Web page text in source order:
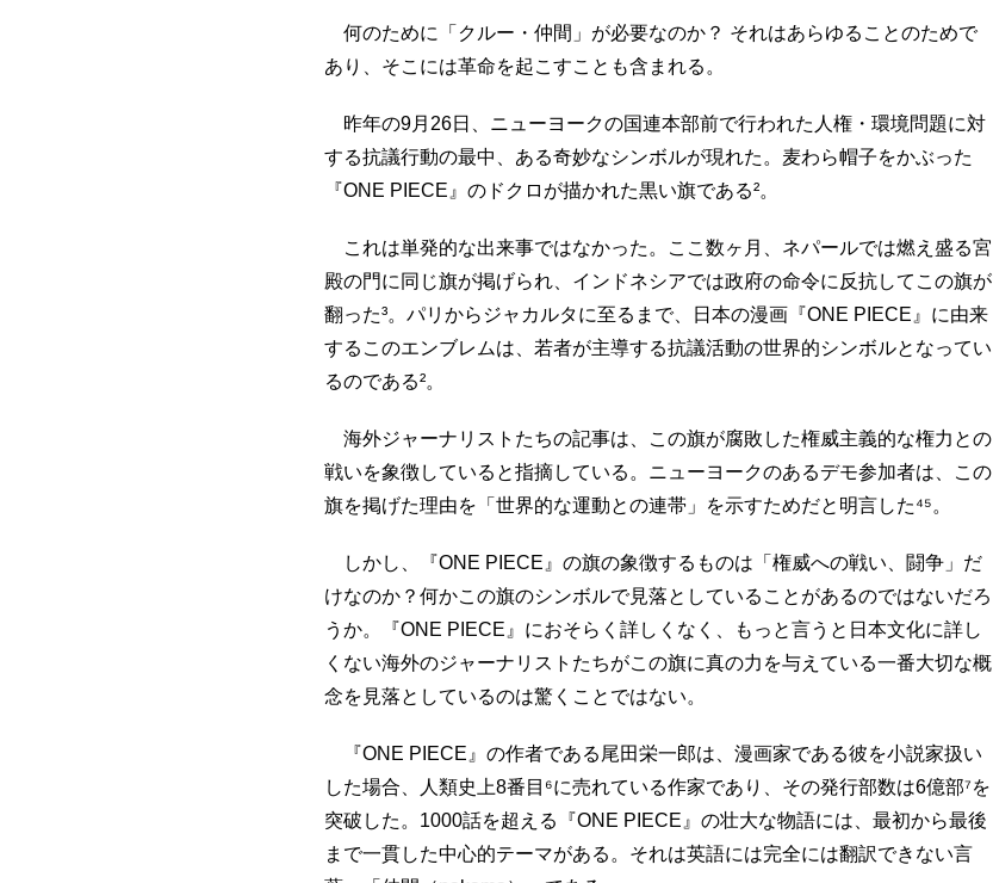
何のために「クルー・仲間」が必要なのか？ それはあらゆることのためで
あり、そこには革命を起こすことも含まれる。
昨年の9月26日、ニューヨークの国連本部前で行われた人権・環境問題に対
する抗議行動の最中、ある奇妙なシンボルが現れた。麦わら帽子をかぶった
『ONE PIECE』のドクロが描かれた黒い旗である²。
これは単発的な出来事ではなかった。ここ数ヶ月、ネパールでは燃え盛る宮
殿の門に同じ旗が掲げられ、インドネシアでは政府の命令に反抗してこの旗が
翻った³。パリからジャカルタに至るまで、日本の漫画『ONE PIECE』に由来
するこのエンブレムは、若者が主導する抗議活動の世界的シンボルとなってい
るのである²。
海外ジャーナリストたちの記事は、この旗が腐敗した権威主義的な権力との
戦いを象徴していると指摘している。ニューヨークのあるデモ参加者は、この
旗を掲げた理由を「世界的な運動との連帯」を示すためだと明言した⁴⁵。
しかし、『ONE PIECE』の旗の象徴するものは「権威への戦い、闘争」だ
けなのか？何かこの旗のシンボルで見落としていることがあるのではないだろ
うか。『ONE PIECE』におそらく詳しくなく、もっと言うと日本文化に詳し
くない海外のジャーナリストたちがこの旗に真の力を与えている一番大切な概
念を見落としているのは驚くことではない。
『ONE PIECE』の作者である尾田栄一郎は、漫画家である彼を小説家扱い
した場合、人類史上8番目⁶に売れている作家であり、その発行部数は6億部⁷を
突破した。1000話を超える『ONE PIECE』の壮大な物語には、最初から最後
まで一貫した中心的テーマがある。それは英語には完全には翻訳できない言